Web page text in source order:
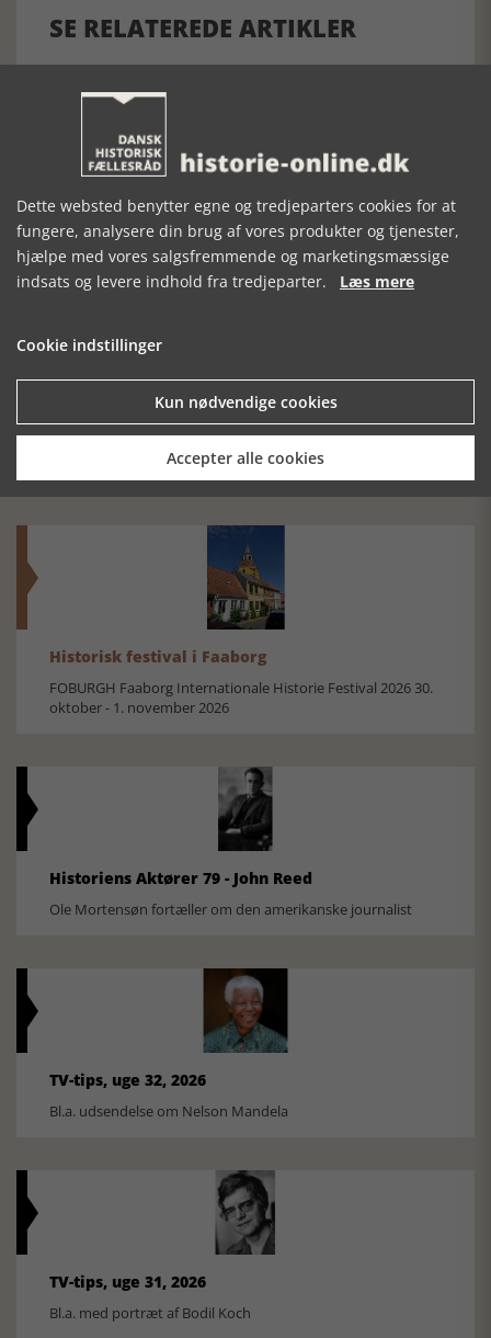
SE RELATEREDE ARTIKLER
PÅ SPORET AF
HOLMENS KIRKEDEN FARVERIGE
Silkeborg Hovedgården
Historisk festival i Faaborg
FOBURGH Faaborg Internationale Historie Festival 2026 30.
oktober - 1. november 2026
Historiens Aktører 79 - John Reed
Ole Mortensøn fortæller om den amerikanske journalist
TV-tips, uge 32, 2026
Bl.a. udsendelse om Nelson Mandela
TV-tips, uge 31, 2026
Bl.a. med portræt af Bodil Koch
Dette websted benytter egne og tredjeparters cookies for at
fungere, analysere din brug af vores produkter og tjenester,
hjælpe med vores salgsfremmende og marketingsmæssige
indsats og levere indhold fra tredjeparter. Læs mere
Cookie indstillinger
Kun nødvendige cookies
Accepter alle cookies